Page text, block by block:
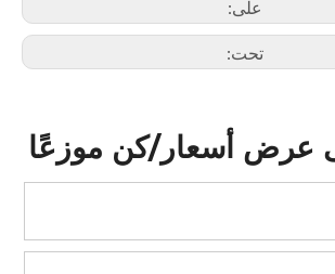
على:
تحت:
عرض أسعار/كن موزعًا